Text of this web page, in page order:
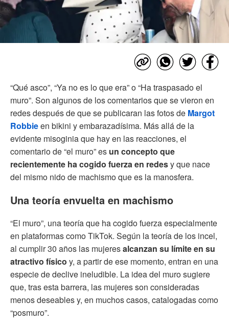
“Qué asco”, “Ya no es lo que era” o “Ha traspasado el
muro”. Son algunos de los comentarios que se vieron en
redes después de que se publicaran las fotos de Margot
Robbieen bikini y embarazadísima. Más allá de la
evidente misoginia que hay en las reacciones, el
comentario de “el muro” es un concepto que
recientemente ha cogido fuerza en redesy que nace
del mismo nido de machismo que es la manosfera.
Una teoría envuelta en machismo
“El muro”, una teoría que ha cogido fuerza especialmente
en plataformas como TikTok. Según la teoría de los incel,
al cumplir 30 años las mujeresalcanzan su límite en su
atractivo físico y, a partir de ese momento, entran en una
especie de declive ineludible. La idea del muro sugiere
que, tras esta barrera, las mujeres son consideradas
menos deseables y, en muchos casos, catalogadas como
“posmuro”.